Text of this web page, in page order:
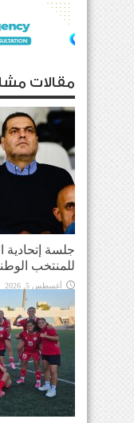
مقالات
جلسة إتحادية
للمنتخب
أغسطس 5, 2026